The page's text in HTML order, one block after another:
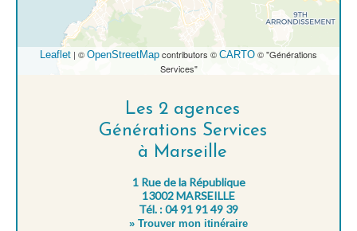
Leaflet | © OpenStreetMap contributors © CARTO © "Générations
Services"
Les 2 agences
Générations Services
à Marseille
1 Rue de la République
13002 MARSEILLE
Tél. : 04 91 91 49 39
» Trouver mon itinéraire